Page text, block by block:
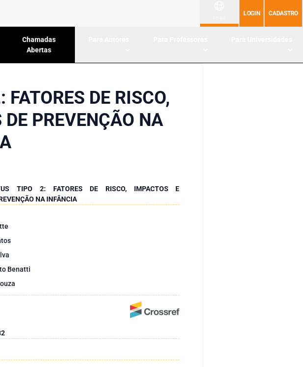
LOGIN CADASTRO
Chamadas
Abertas
DE RISCO,
PREVENÇÃO NA
TIPO 2: FATORES DE RISCO, IMPACTOS E
NA INFÂNCIA
Benatti